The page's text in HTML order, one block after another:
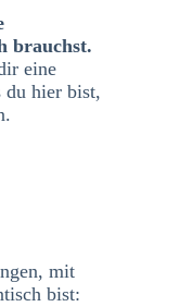
brauchst.
eine
du hier bist,
mit
bist: